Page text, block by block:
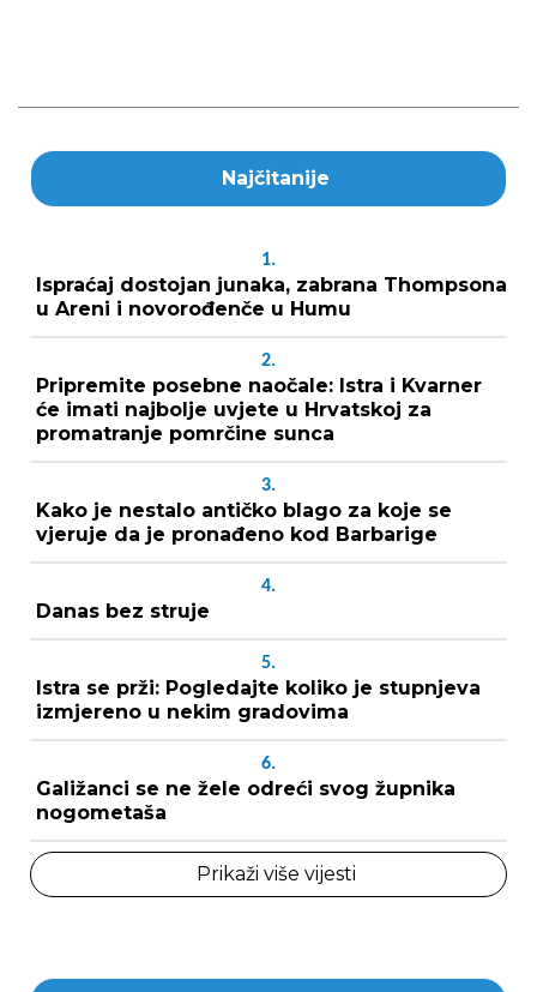
Najčitanije
1.
Ispraćaj dostojan junaka, zabrana Thompsona
u Areni i novorođenče u Humu
2.
Pripremite posebne naočale: Istra i Kvarner
će imati najbolje uvjete u Hrvatskoj za
promatranje pomrčine sunca
3.
Kako je nestalo antičko blago za koje se
vjeruje da je pronađeno kod Barbarige
4.
Danas bez struje
5.
Istra se prži: Pogledajte koliko je stupnjeva
izmjereno u nekim gradovima
6.
Galižanci se ne žele odreći svog župnika
nogometaša
Prikaži više vijesti